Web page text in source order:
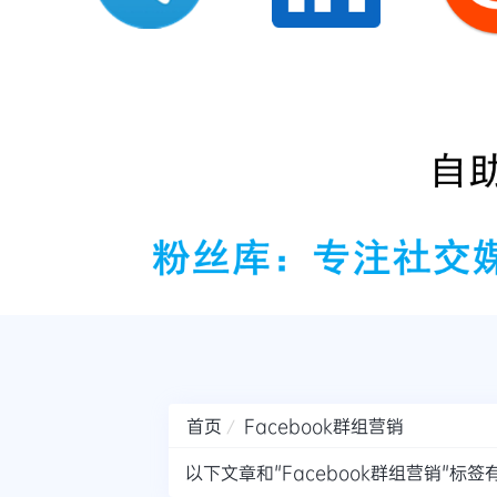
首页
Facebook群组营销
以下文章和"Facebook群组营销"标签